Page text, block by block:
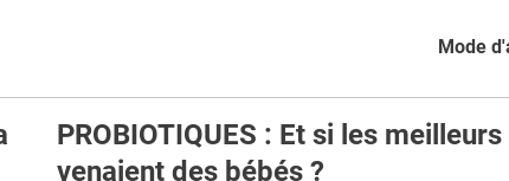
Mode
PROBIOTIQUES : Et si les meilleurs
venaient des bébés ?